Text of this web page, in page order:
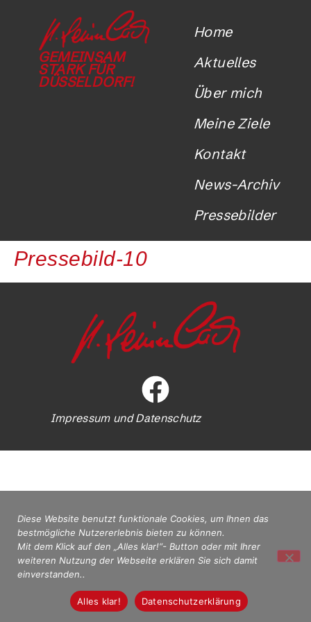
GEMEINSAM
STARK FÜR
DÜSSELDORF!
Home
Aktuelles
Über mich
Meine Ziele
Kontakt
News-Archiv
Pressebilder
Pressebild-10
Impressum und Datenschutz
Diese Website benutzt funktionale Cookies, um Ihnen das
bestmögliche Nutzererlebnis bieten zu können.
Mit dem Klick auf den „Alles klar!“- Button oder mit Ihrer
weiteren Nutzung der Webseite erklären Sie sich damit
einverstanden..
Alles klar! Datenschutzerklärung